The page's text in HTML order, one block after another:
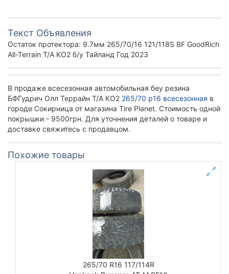
Текст Объявления
Остаток протектора: 9.7мм 265/70/16 121/118S BF GoodRich
All-Terrain T/A KO2 б/у Тайланд Год 2023
В продаже всесезонная автомобильная беу резина
БФГудрич Олл Террайн Т/А КО2 265/70 р16 всесезонная в
городе Сокирница от магазина Tire Planet. Стоимость одной
покрышки - 9500грн. Для уточнения деталей о товаре и
доставке свяжитесь с продавцом.
Похожие товары
265/70 R16 117/114R